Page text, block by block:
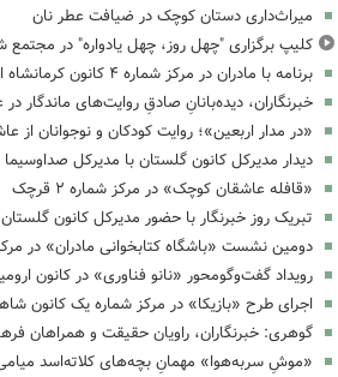
میراث‌داری دستان کوچک در ضیافت عطر نان
کلیپ برگزاری "چهل روز، چهل یادواره" در مجتمع شماره ۱ کانون
برنامه با مادران در مرکز شماره ۴ کانون کرمانشاه اجرا شد
خبرنگاران، دیده‌بانانِ صادقِ روایت‌های
«در مدار اربعین»؛ روایت کودکان و نوجوانان از
دیدار مدیرکل کانون گلستان با مدیرکل
«قافله عاشقان کوچک» در مرکز شماره ۲ قرچک
تبریک روز خبرنگار با حضور مدیرکل کانون گلستان
دومین نشست «باشگاه کتابخوانی مادران» در مرکز
رویداد گفت‌وگومحور «نانو فناوری» در کانون
اجرای طرح «بازیکا» در مرکز شماره یک کانون
گوهری: خبرنگاران، راویان حقیقت و همراهان
«موشِ سربه‌هوا» مهمانِ بچه‌های کلاته‌اسد